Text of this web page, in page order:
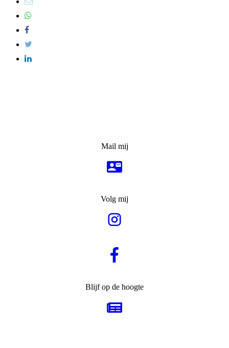
Mail mij
Volg mij
Blijf op de hoogte